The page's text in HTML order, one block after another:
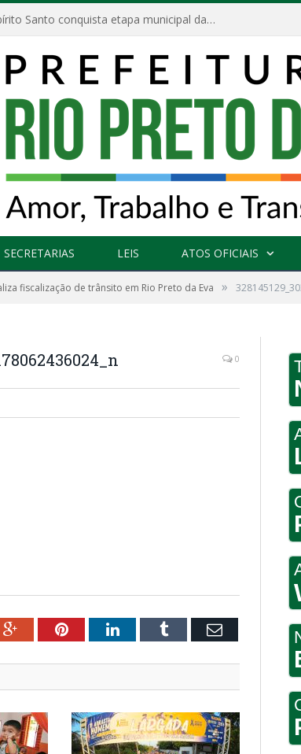
Escola Municipal Divino Espírito Santo conquista etapa municipal da V Feira Amazonense de Matemática
SECRETARIAS LEIS ATOS OFICIAIS
fiscalização de trânsito em Rio Preto da Eva »
0
Google+PinterestLinkedInTumblr Email